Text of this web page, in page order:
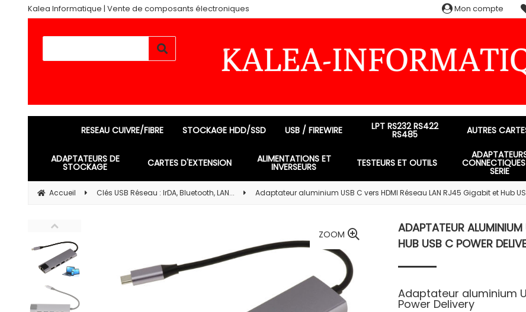
Kalea Informatique | Vente de composants électroniques
RESEAU CUIVRE/FIBRE STOCKAGE HDD/SSD USB / FIREWIRE LPT RS232 RS422
RS485 AUTRES
ADAPTATEURS DE
STOCKAGE CARTES D'EXTENSION ALIMENTATIONS ET
INVERSEURS TESTEURS ET OUTILS
SERIE
Accueil Clés USB Réseau : IrDA, Bluetooth, LAN... Adaptateur aluminium USB C vers HDMI Réseau LAN RJ45 Gigabit et Hub
ZOOM
ADAPTATEUR
HUB USB C POWER
Adaptateur aluminium
Power Delivery
Mon compte